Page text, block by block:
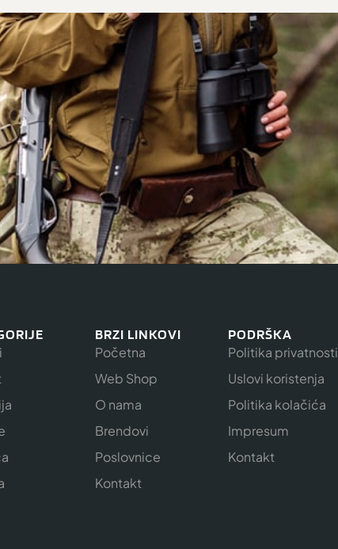
BRZI LINKOVI
Početna
Web Shop
O nama
Brendovi
Poslovnice
Kontakt
PODRŠKA
Politika privatnosti
Uslovi koristenja
Politika kolačića
Impresum
Kontakt